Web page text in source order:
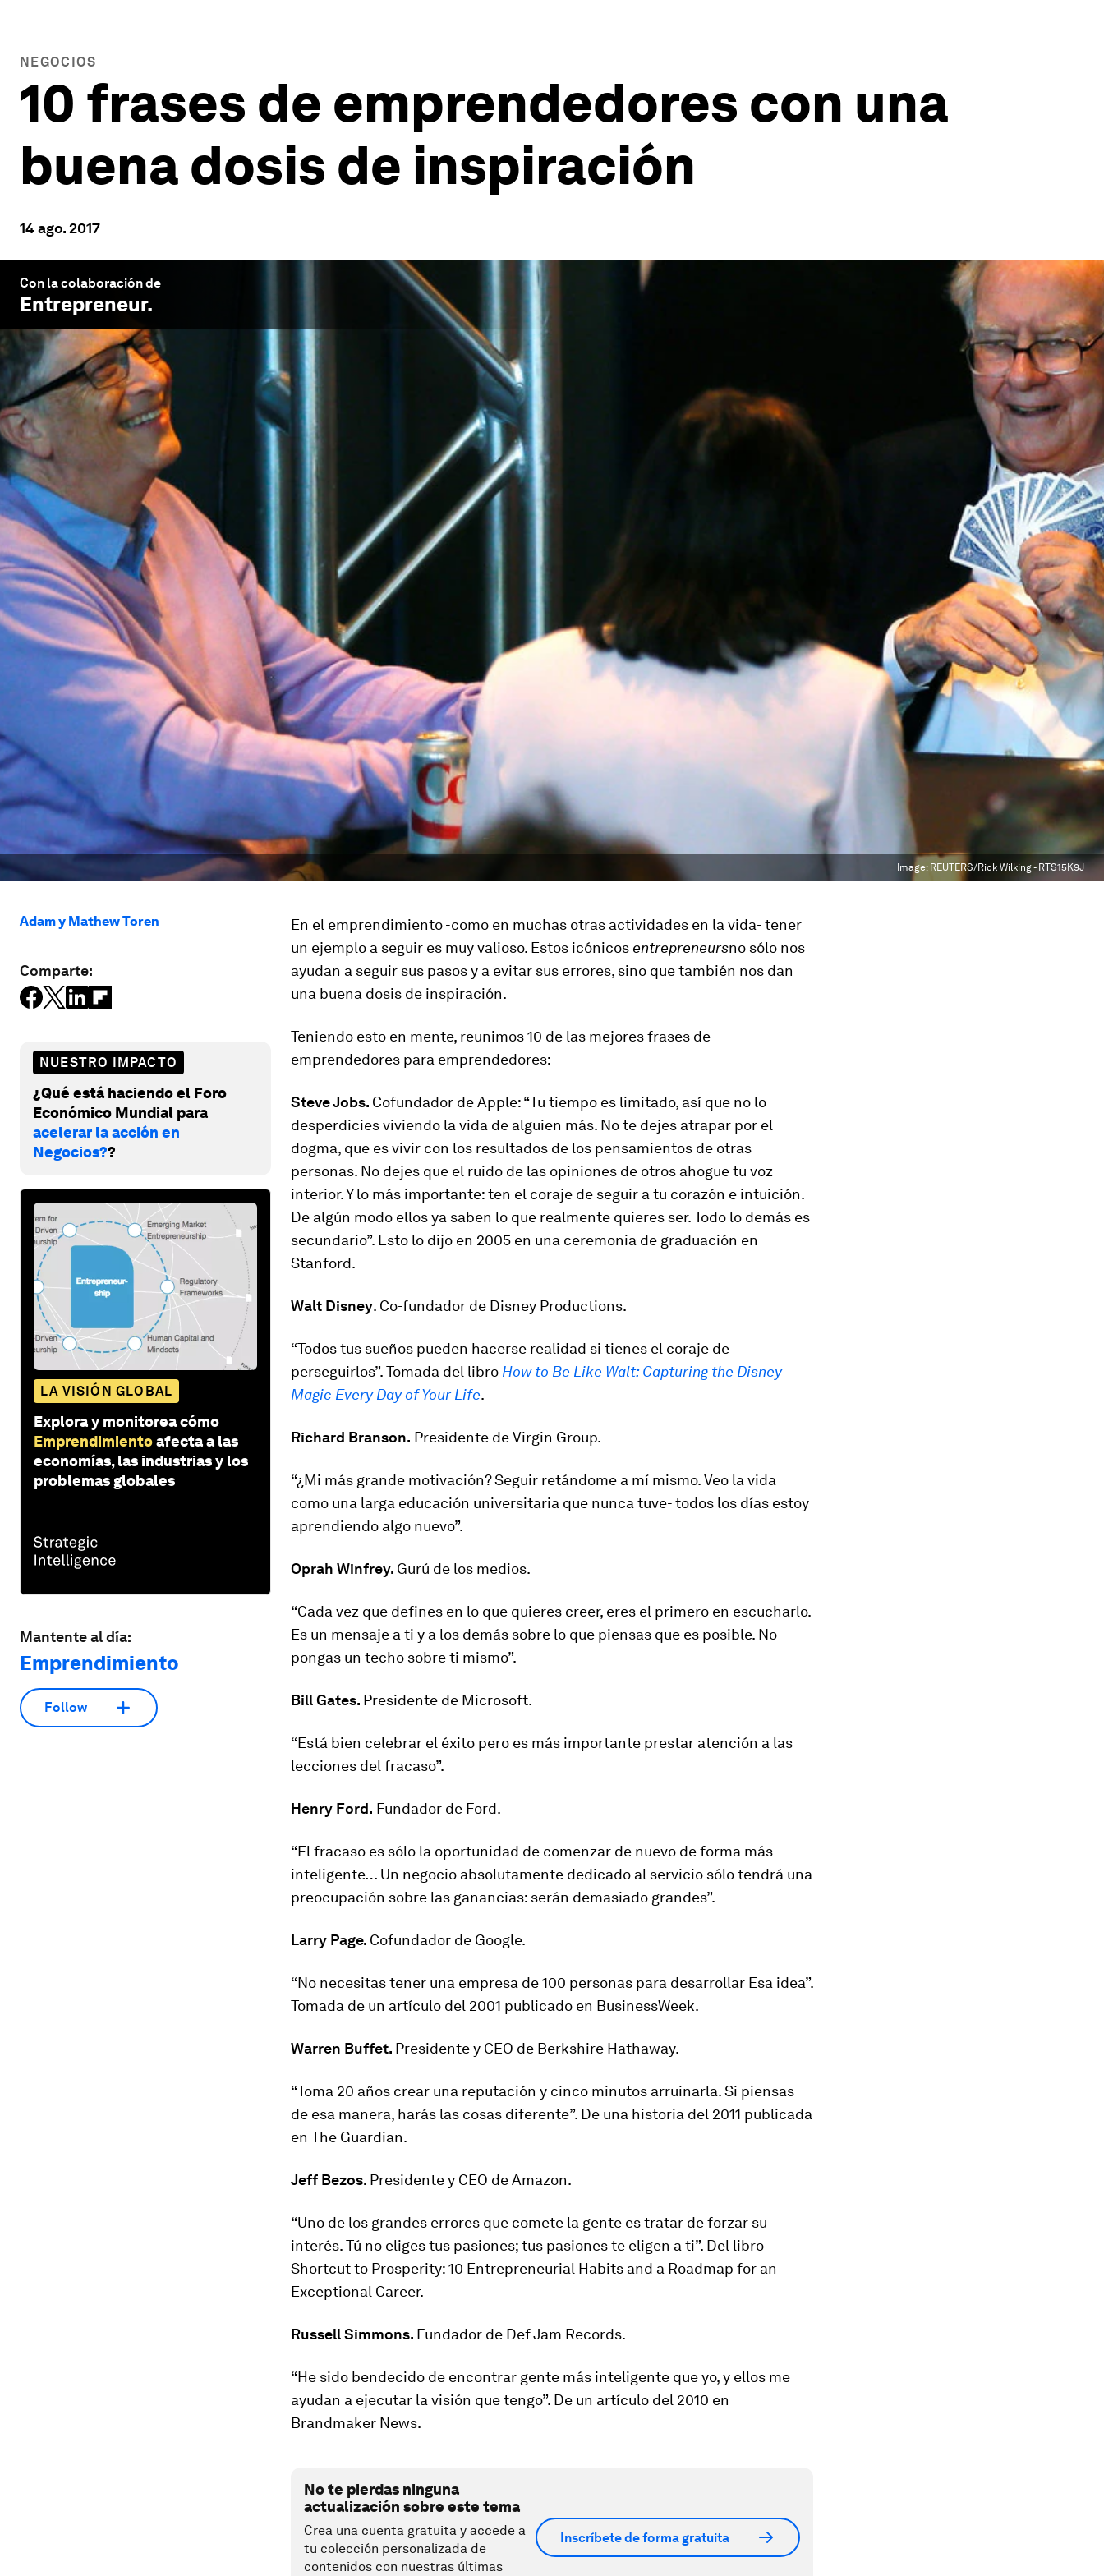
NEGOCIOS
10 frases de emprendedores con una
buena dosis de inspiración
14 ago. 2017
Con la colaboración de
Entrepreneur.
Image: REUTERS/Rick Wilking - RTS15K9J
Adam y Mathew Toren
Comparte:
NUESTRO IMPACTO
¿Qué está haciendo el Foro
Económico Mundial para
acelerar la acción en
Negocios??
LA VISIÓN GLOBAL
Explora y monitorea cómo
Emprendimientoafecta a las
economías, las industrias y los
problemas globales
Mantente al día:
Emprendimiento
Follow
En el emprendimiento -como en muchas otras actividades en la vida- tener
un ejemplo a seguir es muy valioso. Estos icónicos entrepreneursno sólo nos
ayudan a seguir sus pasos y a evitar sus errores, sino que también nos dan
una buena dosis de inspiración.
Teniendo esto en mente, reunimos 10 de las mejores frases de
emprendedores para emprendedores:
Steve Jobs. Cofundador de Apple: “Tu tiempo es limitado, así que no lo
desperdicies viviendo la vida de alguien más. No te dejes atrapar por el
dogma, que es vivir con los resultados de los pensamientos de otras
personas. No dejes que el ruido de las opiniones de otros ahogue tu voz
interior. Y lo más importante: ten el coraje de seguir a tu corazón e intuición.
De algún modo ellos ya saben lo que realmente quieres ser. Todo lo demás es
secundario”. Esto lo dijo en 2005 en una ceremonia de graduación en
Stanford.
Walt Disney. Co-fundador de Disney Productions.
“Todos tus sueños pueden hacerse realidad si tienes el coraje de
perseguirlos”. Tomada del libro How to Be Like Walt: Capturing the Disney
Magic Every Day of Your Life.
Richard Branson. Presidente de Virgin Group.
“¿Mi más grande motivación? Seguir retándome a mí mismo. Veo la vida
como una larga educación universitaria que nunca tuve- todos los días estoy
aprendiendo algo nuevo”.
Oprah Winfrey. Gurú de los medios.
“Cada vez que defines en lo que quieres creer, eres el primero en escucharlo.
Es un mensaje a ti y a los demás sobre lo que piensas que es posible. No
pongas un techo sobre ti mismo”.
Bill Gates. Presidente de Microsoft.
“Está bien celebrar el éxito pero es más importante prestar atención a las
lecciones del fracaso”.
Henry Ford. Fundador de Ford.
“El fracaso es sólo la oportunidad de comenzar de nuevo de forma más
inteligente… Un negocio absolutamente dedicado al servicio sólo tendrá una
preocupación sobre las ganancias: serán demasiado grandes”.
Larry Page. Cofundador de Google.
“No necesitas tener una empresa de 100 personas para desarrollar Esa idea”.
Tomada de un artículo del 2001 publicado en BusinessWeek.
Warren Buffet. Presidente y CEO de Berkshire Hathaway.
“Toma 20 años crear una reputación y cinco minutos arruinarla. Si piensas
de esa manera, harás las cosas diferente”. De una historia del 2011 publicada
en The Guardian.
Jeff Bezos. Presidente y CEO de Amazon.
“Uno de los grandes errores que comete la gente es tratar de forzar su
interés. Tú no eliges tus pasiones; tus pasiones te eligen a ti”. Del libro
Shortcut to Prosperity: 10 Entrepreneurial Habits and a Roadmap for an
Exceptional Career.
Russell Simmons. Fundador de Def Jam Records.
“He sido bendecido de encontrar gente más inteligente que yo, y ellos me
ayudan a ejecutar la visión que tengo”. De un artículo del 2010 en
Brandmaker News.
No te pierdas ninguna
actualización sobre este tema
Crea una cuenta gratuita y accede a
tu colección personalizada de
contenidos con nuestras últimas
Inscríbete de forma gratuita